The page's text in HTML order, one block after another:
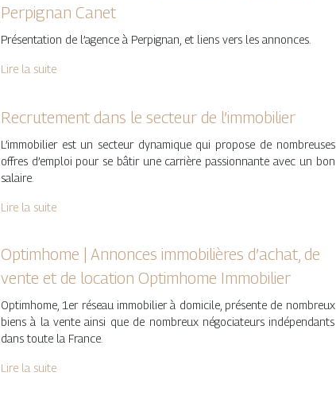
Perpignan Canet
Présentation de l’agence à Perpignan, et liens vers les annonces.
Lire la suite
Recrutement dans le secteur de l’immobilier
L’immobilier est un secteur dynamique qui propose de nombreuses
offres d’emploi pour se bâtir une carrière passionnante avec un bon
salaire.
Lire la suite
Optimhome | Annonces im­mobi­lières d’achat, de
vente et de location Optimhome Immobilier
Optimhome, 1er réseau immobilier à domicile, présente de nombreux
biens à la vente ainsi que de nombreux négociateurs indépendants
dans toute la France.
Lire la suite